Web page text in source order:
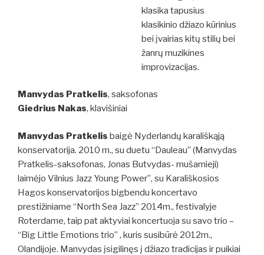
klasika tapusius
klasikinio džiazo kūrinius
bei įvairias kitų stilių bei
žanrų muzikines
improvizacijas.
Manvydas Pratkelis, saksofonas
Giedrius Nakas, klavišiniai
Manvydas Pratkelis baigė Nyderlandų karališkąją
konservatorija. 2010 m., su duetu “Dauleau” (Manvydas
Pratkelis-saksofonas, Jonas Butvydas- mušamieji)
laimėjo Vilnius Jazz Young Power”, su Karališkosios
Hagos konservatorijos bigbendu koncertavo
prestižiniame “North Sea Jazz” 2014m., festivalyje
Roterdame, taip pat aktyviai koncertuoja su savo trio –
“Big Little Emotions trio” , kuris susibūrė 2012m.,
Olandijoje. Manvydas įsigilinęs į džiazo tradicijas ir puikiai